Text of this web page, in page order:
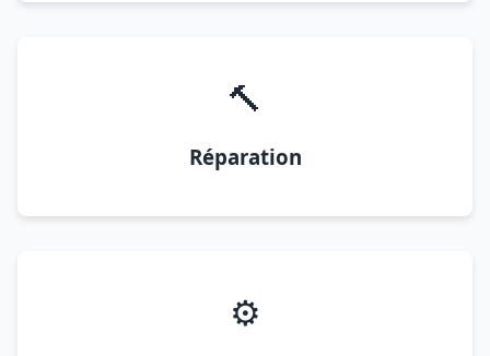
🔨
Réparation
⚙️